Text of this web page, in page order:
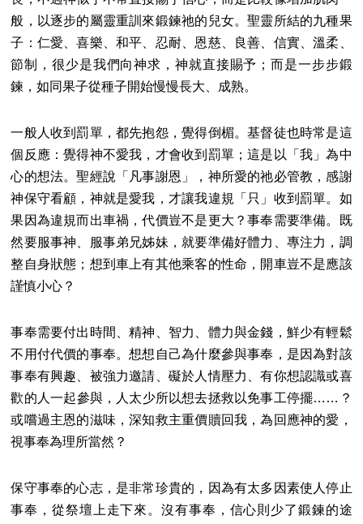
般，以逐步的屬靈重訓來鍛鍊祂的兒女。聖靈所結的九種果
子：仁愛、喜樂、和平、忍耐、恩慈、良善、信實、溫柔、
節制，很少是我們向神求，神就直接賜予；而是一步步鍛
鍊，如同果子從種子開始慢慢長大、成熟。
一般人收到罰單，都先抱怨，覺得倒楣。基督徒也時常是這
個反應：覺得神不愛我，才會收到罰單；這是以「我」為中
心的想法。聖經說「凡事謝恩」，神所愛的祂必管教，感謝
神保守看顧，神就是愛我，才讓我違規「只」收到罰單。如
果因為違規而出車禍，代價豈不是更大？事奉需要準備。既
然要服事神、服事弟兄姊妹，就要準備好體力、專注力，調
整自身狀態；想到車上有其他乘客的性命，開車豈不是應該
謹慎小心？
事奉需要付出時間、精神、智力、體力與金錢，鮮少有輕鬆
不用付代價的事奉。想想自己為什麼參與事奉，是因為對該
事奉有興趣、被強力邀請、礙於人情壓力、有你想認識或喜
歡的人一起參與，人太少所以想去拯救以免事工停擺……？
或嚐過主恩的滋味，深知救主重價贖回我，為回應神的愛，
視事奉為理所當然？
保守事奉的心志，是非常珍貴的，因為有太多因素使人停止
事奉，從祭壇上走下來。沒有事奉，信心則少了鍛鍊的途